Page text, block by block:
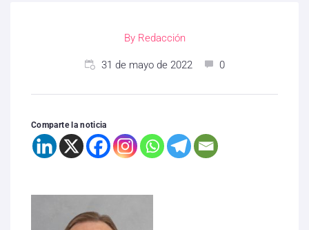
By Redacción
31 de mayo de 2022 0
Comparte la noticia